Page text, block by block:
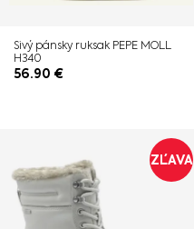
Sivý pánsky ruksak PEPE MOLL
H340
56.90 €
ZĽAVA